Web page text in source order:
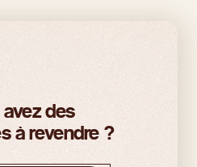
des
à revendre ?